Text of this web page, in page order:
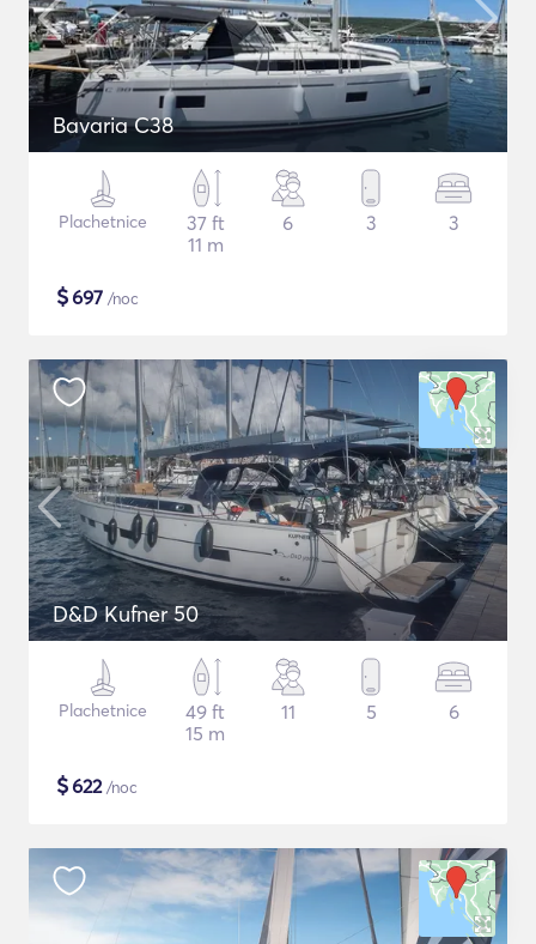
Bavaria C38
Plachetnice
37 ft
11 m
6 3 3
$697 /noc
D&D Kufner 50
Plachetnice
49 ft
15 m
11 5 6
$622/noc